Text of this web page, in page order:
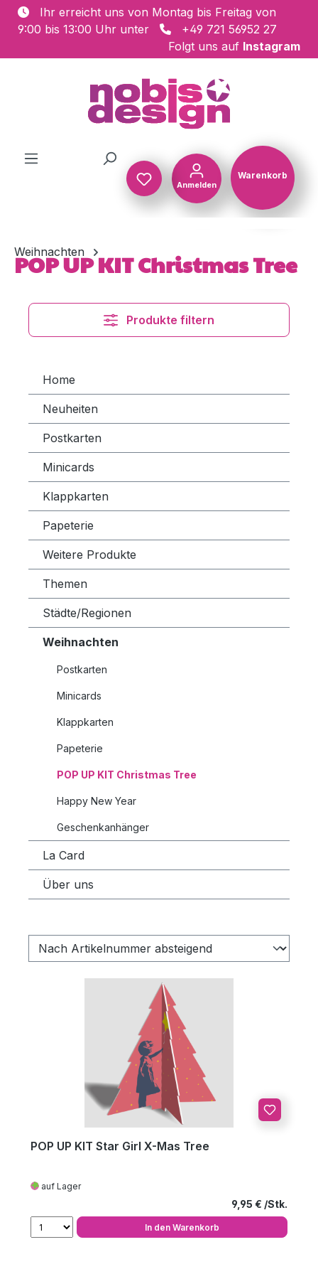
Zum Hauptinhalt springen
Ihr erreicht uns von Montag bis Freitag von
9:00 bis 13:00 Uhr unter
+49 721 56952 27
Folgt uns auf Instagram
Anmelden
Warenkorb
Weihnachten
POP UP KIT Christmas Tree
Produkte filtern
Home
Neuheiten
Postkarten
Minicards
Klappkarten
Papeterie
Weitere Produkte
Themen
Städte/Regionen
Weihnachten
Postkarten
Minicards
Klappkarten
Papeterie
POP UP KIT Christmas Tree
Happy New Year
Geschenkanhänger
La Card
Über uns
POP UP KIT Star Girl X-Mas Tree
auf Lager
Regulärer
9,95 €
In den Warenkorb